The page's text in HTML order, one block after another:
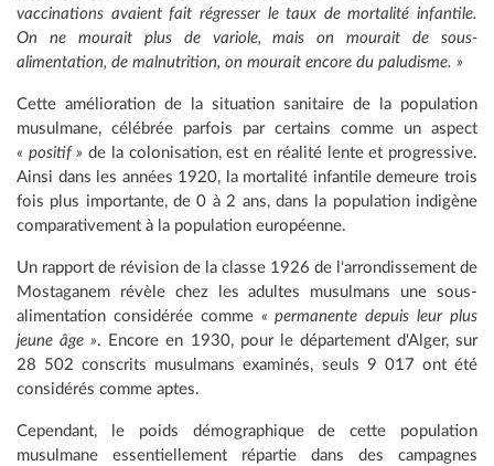
vaccinations avaient fait régresser le taux de mortalité infantile.
On ne mourait plus de variole, mais on mourait de sous-
alimentation, de malnutrition, on mourait encore du paludisme. »
Cette amélioration de la situation sanitaire de la population
musulmane, célébrée parfois par certains comme un aspect
« positif » de la colonisation, est en réalité lente et progressive.
Ainsi dans les années 1920, la mortalité infantile demeure trois
fois plus importante, de 0 à 2 ans, dans la population indigène
comparativement à la population européenne.
Un rapport de révision de la classe 1926 de l'arrondissement de
Mostaganem révèle chez les adultes musulmans une sous-
alimentation considérée comme « permanente depuis leur plus
jeune âge ». Encore en 1930, pour le département d'Alger, sur
28 502 conscrits musulmans examinés, seuls 9 017 ont été
considérés comme aptes.
Cependant, le poids démographique de cette population
musulmane essentiellement répartie dans des campagnes